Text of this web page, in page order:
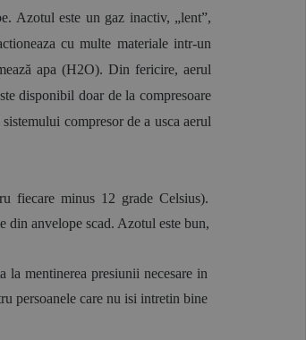
Azotul este un gaz inactiv, „lent”,
cu multe materiale intr-un
apa (H2O). Din fericire, aerul
disponibil doar de la compresoare
compresor de a usca aerul
fiecare minus 12 grade Celsius).
din anvelope scad. Azotul este bun,
mentinerea presiunii necesare in
persoanele care nu isi intretin bine